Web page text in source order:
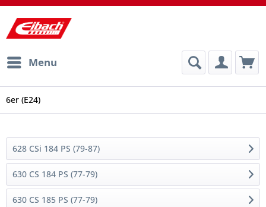
Menu
6er (E24)
628 CSi 184 PS (79-87)
630 CS 184 PS (77-79)
630 CS 185 PS (77-79)